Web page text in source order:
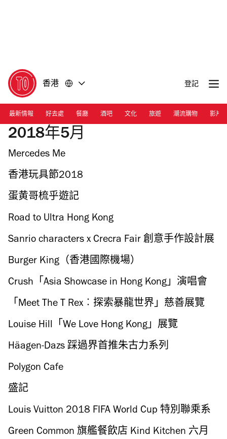
香港 登記
最新情報 好去處 餐廳 酒吧 文化 旅遊 潮流購物 影片
2018年5月
Mercedes Me
香港玩具節2018
蛋黄哥梳乎遊記
Road to Ultra Hong Kong
Sanrio characters x Crecra Fair 創意手作設計展
Burger King（香港國際機場）
Crush「Asia Showcase in Hong Kong」演唱會
「Meet The T Rex︰探索暴龍世界」慈善展覽
Louise Hill「We Love Hong Kong」展覽
Häagen-Dazs 踩過界首推朱古力系列
Polygon Cafe
盛記
Louis Vuitton 2018 FIFA World Cup 特別聯乘系
列
Green Common 旗艦餐飲店 Kind Kitchen 六月